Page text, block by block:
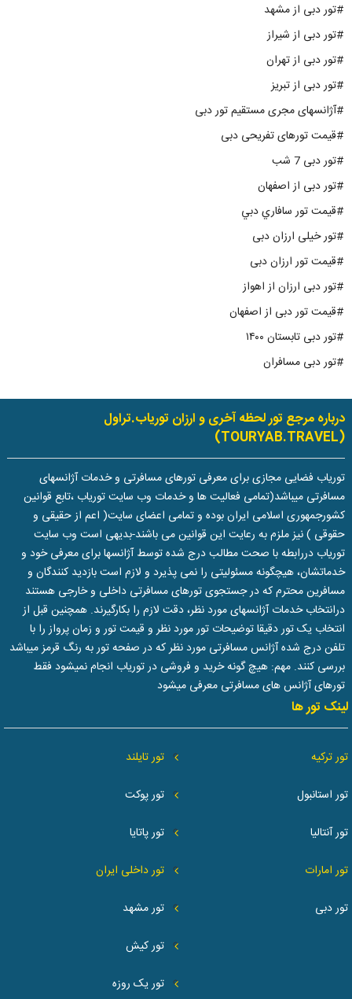
#تور دبی از مشهد
#تور دبی از شیراز
#تور دبی از تهران
#تور دبی از تبریز
#آژانسهای مجری مستقیم تور دبی
#قیمت تورهای تفریحی دبی
#تور دبی 7 شب
#تور دبی از اصفهان
#قيمت تور سافاري دبي
#تور خیلی ارزان دبی
#قیمت تور ارزان دبی
#تور دبی ارزان از اهواز
#قیمت تور دبی از اصفهان
#تور دبی تابستان ۱۴۰۰
#تور دبی مسافران
درباره مرجع تور لحظه آخری و ارزان توریاب.تراول
(TOURYAB.TRAVEL)
توریاب فضایی مجازی برای معرفی تورهای مسافرتی و خدمات آژانسهای
مسافرتی میباشد(تمامی فعالیت ها و خدمات وب سایت توریاب ،تابع قوانین
کشورجمهوری اسلامی ایران بوده و تمامی اعضای سایت( اعم از حقیقی و
حقوقی ) نیز ملزم به رعایت این قوانین می باشند-بدیهی است وب سایت
توریاب دررابطه با صحت مطالب درج شده توسط آژانسها برای معرفی خود و
خدماتشان، هیچگونه مسئولیتی را نمی پذیرد و لازم است بازدید کنندگان و
مسافرین محترم که در جستجوی تورهای مسافرتی داخلی و خارجی هستند
درانتخاب خدمات آژانسهای مورد نظر، دقت لازم را بکارگیرند. همچنین قبل از
انتخاب یک تور دقیقا توضیحات تور مورد نظر و قیمت تور و زمان پرواز را با
تلفن درج شده آژانس مسافرتی مورد نظر که در صفحه تور به رنگ قرمز میباشد
بررسی کنند. مهم: هیچ گونه خرید و فروشی در توریاب انجام نمیشود فقط
تورهای آژانس های مسافرتی معرفی میشود
لینک تور ها
تور ترکیه
تور استانبول
تور آنتالیا
تور تایلند
تور پوکت
تور پاتایا
تور امارات
تور دبی
تور داخلی ایران
تور مشهد
تور کیش
تور یک روزه